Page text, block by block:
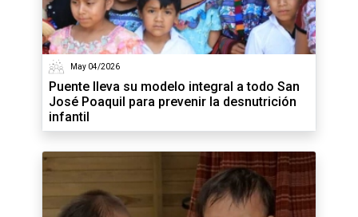
May 04/2026
Puente lleva su modelo integral a todo San
José Poaquil para prevenir la desnutrición
infantil